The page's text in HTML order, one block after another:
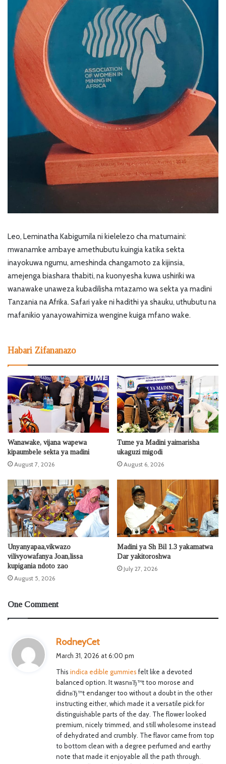
Leo, Leminatha Kabigumila ni kielelezo cha matumaini:
mwanamke ambaye amethubutu kuingia katika sekta
inayokuwa ngumu, ameshinda changamoto za kijinsia,
amejenga biashara thabiti, na kuonyesha kuwa ushiriki wa
wanawake unaweza kubadilisha mtazamo wa sekta ya madini
Tanzania na Afrika. Safari yake ni hadithi ya shauku, uthubutu na
mafanikio yanayowahimiza wengine kuiga mfano wake.
Habari Zifananazo
Wanawake, vijana wapewa
kipaumbele sekta ya madini
August 7, 2026
Tume ya Madini yaimarisha
ukaguzi migodi
August 6, 2026
Unyanyapaa,vikwazo
vilivyowafanya Joan,lissa
kupigania ndoto zao
August 5, 2026
Madini ya Sh Bil 1.3 yakamatwa
Dar yakitoroshwa
July 27, 2026
One Comment
RodneyCet
s
:
March 31, 2026 at 6:00 pm
This indica edible gummiesfelt like a devoted
balanced option. It wasnвЂ™t too morose and
didnвЂ™t endanger too without a doubt in the other
instructing either, which made it a versatile pick for
distinguishable parts of the day. The flower looked
premium, nicely trimmed, and still wholesome instead
of dehydrated and crumbly. The flavor came from top
to bottom clean with a degree perfumed and earthy
note that made it enjoyable all the path through.